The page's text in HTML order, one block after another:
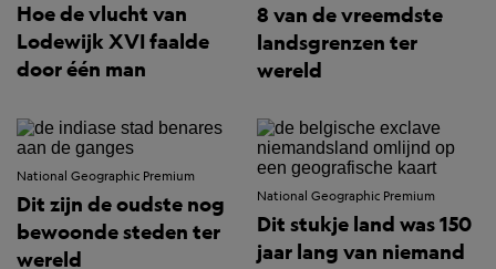
Hoe de vlucht van
Lodewijk XVI faalde
door één man
8 van de vreemdste
landsgrenzen ter
wereld
National Geographic Premium
Dit zijn de oudste nog
bewoonde steden ter
wereld
National Geographic Premium
Dit stukje land was 150
jaar lang van niemand